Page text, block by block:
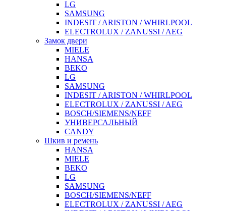
LG
SAMSUNG
INDESIT / ARISTON / WHIRLPOOL
ELECTROLUX / ZANUSSI / AEG
Замок двери
MIELE
HANSA
BEKO
LG
SAMSUNG
INDESIT / ARISTON / WHIRLPOOL
ELECTROLUX / ZANUSSI / AEG
BOSCH/SIEMENS/NEFF
УНИВЕРСАЛЬНЫЙ
CANDY
Шкив и ремень
HANSA
MIELE
BEKO
LG
SAMSUNG
BOSCH/SIEMENS/NEFF
ELECTROLUX / ZANUSSI / AEG